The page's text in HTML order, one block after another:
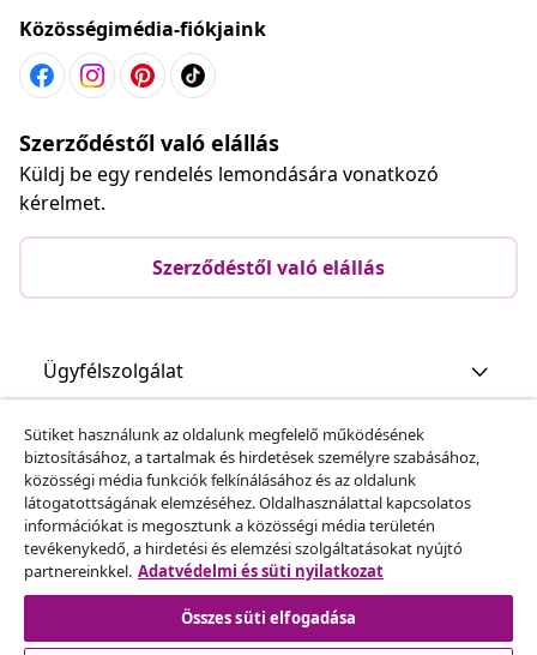
Közösségimédia-fiókjaink
Szerződéstől való elállás
Küldj be egy rendelés lemondására vonatkozó
kérelmet.
Szerződéstől való elállás
Ügyfélszolgálat
Üzlet
vidaXL
Fedezz fel többet
Sütiket használunk az oldalunk megfelelő működésének
biztosításához, a tartalmak és hirdetések személyre szabásához,
közösségi média funkciók felkínálásához és az oldalunk
látogatottságának elemzéséhez. Oldalhasználattal kapcsolatos
információkat is megosztunk a közösségi média területén
tevékenykedő, a hirdetési és elemzési szolgáltatásokat nyújtó
partnereinkkel. Adatvédelmi és süti nyilatkozat
Összes süti elfogadása